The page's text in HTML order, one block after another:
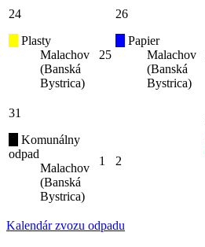
24
Plasty
Malachov
(Banská
Bystrica)
25
26
Papier
Malachov
(Banská
Bystrica)
31
Komunálny
odpad
Malachov
(Banská
Bystrica)
1 2
Kalendár zvozu odpadu